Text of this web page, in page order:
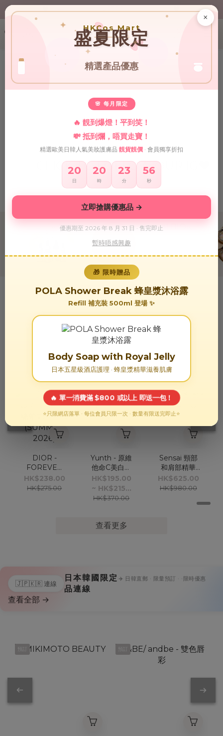
♥ 新會員登記即送HK$30 現金卷♥
♥ 單一消費折實價滿$399或以上即免運費♥
♥ 新會員登記即送HK$30 現金卷♥
🫶🏻CLICK TO FOLLOW OUR IG❤️
✨ 本月精選
每月限定優惠品
限量發售，售完即止！會員獨享額外折扣
立即選購 →
DIOR -
FOREVER
限量絲帶氣墊
外殼
HK$238.00
HK$275.00
Yunth - 原維
他命C美白精
華液 28包
HK$195.00
~ HK$215...
HK$370.00
Sensai 頸部
和肩部精華
100ml
HK$625.00
HK$980.00
查看更多
🇯🇵🇰🇷 連線
日本韓國限定
品連線
✈️ 日韓直郵 · 限量預訂 · ·限時優惠
查看全部 →
×
HKCos Mart
盛夏限定
精選產品優惠
✦
✦
✦
🌸 每月限定
🔥 靚到爆燈！平到笑！
💸 抵到爛，唔買走寶！
精選歐美日韓人氣美妝護膚品 靚貨靚價 · 會員獨享折扣
20
日
20
時
23
分
54
秒
立即搶購優惠品 →
優惠期至 2026 年 8 月 31 日 · 售完即止
暫時唔感興趣
🎁 限時贈品
POLA Shower Break 蜂皇漿沐浴露
Refill 補充裝 500ml 登場 ✨
Body Soap with Royal Jelly
日本五星級酒店護理 · 蜂皇漿精華滋養肌膚
🔥 單一消費滿 $800 或以上 即送一包！
⭐只限網店落單 · 每位會員只限一次 · 數量有限送完即止⭐